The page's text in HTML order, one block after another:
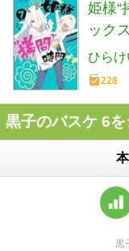
姫様“
ック
ひらけ
228
黒子のバスケ 6
黒